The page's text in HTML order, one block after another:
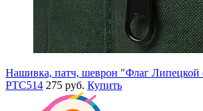
Нашивка, патч, шеврон "Флаг Липецкой
PTC514 275 руб. Купить